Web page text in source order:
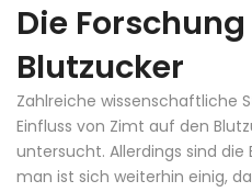
Die
Blutzucker
Zahlreiche wissenschaftliche
Einfluss von Zimt auf den
untersucht. Allerdings sind
man ist sich weiterhin einig,